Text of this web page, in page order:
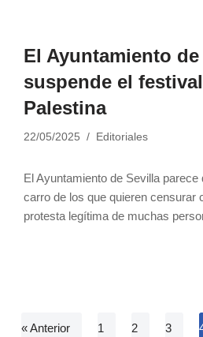
El Ayuntamiento
suspende el
Palestina
22/05/2025 Editoriales
El Ayuntamiento de Sevilla
carro de los que quieren censurar
protesta legítima de muchas
« Anterior 1 2 3